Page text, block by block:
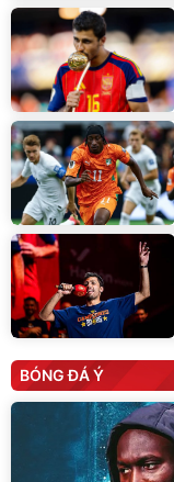
BÓNG ĐÁ Ý